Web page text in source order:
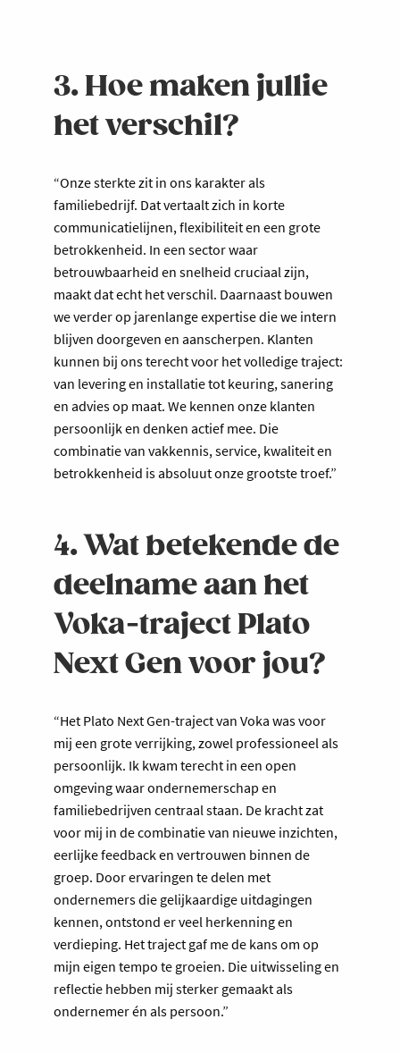
3. Hoe maken jullie
het verschil?
“Onze sterkte zit in ons karakter als
familiebedrijf. Dat vertaalt zich in korte
communicatielijnen, flexibiliteit en een grote
betrokkenheid. In een sector waar
betrouwbaarheid en snelheid cruciaal zijn,
maakt dat echt het verschil. Daarnaast bouwen
we verder op jarenlange expertise die we intern
blijven doorgeven en aanscherpen. Klanten
kunnen bij ons terecht voor het volledige traject:
van levering en installatie tot keuring, sanering
en advies op maat. We kennen onze klanten
persoonlijk en denken actief mee. Die
combinatie van vakkennis, service, kwaliteit en
betrokkenheid is absoluut onze grootste troef.”
4. Wat betekende de
deelname aan het
Voka-traject Plato
Next Gen voor jou?
“Het Plato Next Gen-traject van Voka was voor
mij een grote verrijking, zowel professioneel als
persoonlijk. Ik kwam terecht in een open
omgeving waar ondernemerschap en
familiebedrijven centraal staan. De kracht zat
voor mij in de combinatie van nieuwe inzichten,
eerlijke feedback en vertrouwen binnen de
groep. Door ervaringen te delen met
ondernemers die gelijkaardige uitdagingen
kennen, ontstond er veel herkenning en
verdieping. Het traject gaf me de kans om op
mijn eigen tempo te groeien. Die uitwisseling en
reflectie hebben mij sterker gemaakt als
ondernemer én als persoon.”